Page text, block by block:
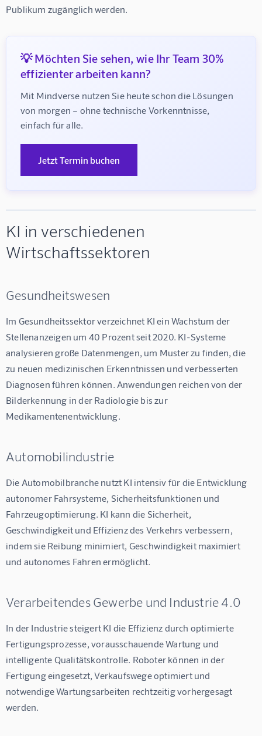
Publikum zugänglich werden.
💡 Möchten Sie sehen, wie Ihr Team 30%
effizienter arbeiten kann?
Mit Mindverse nutzen Sie heute schon die Lösungen
von morgen – ohne technische Vorkenntnisse,
einfach für alle.
Jetzt Termin buchen
KI in verschiedenen
Wirtschaftssektoren
Gesundheitswesen
Im Gesundheitssektor verzeichnet KI ein Wachstum der
Stellenanzeigen um 40 Prozent seit 2020. KI-Systeme
analysieren große Datenmengen, um Muster zu finden, die
zu neuen medizinischen Erkenntnissen und verbesserten
Diagnosen führen können. Anwendungen reichen von der
Bilderkennung in der Radiologie bis zur
Medikamentenentwicklung.
Automobilindustrie
Die Automobilbranche nutzt KI intensiv für die Entwicklung
autonomer Fahrsysteme, Sicherheitsfunktionen und
Fahrzeugoptimierung. KI kann die Sicherheit,
Geschwindigkeit und Effizienz des Verkehrs verbessern,
indem sie Reibung minimiert, Geschwindigkeit maximiert
und autonomes Fahren ermöglicht.
Verarbeitendes Gewerbe und Industrie 4.0
In der Industrie steigert KI die Effizienz durch optimierte
Fertigungsprozesse, vorausschauende Wartung und
intelligente Qualitätskontrolle. Roboter können in der
Fertigung eingesetzt, Verkaufswege optimiert und
notwendige Wartungsarbeiten rechtzeitig vorhergesagt
werden.